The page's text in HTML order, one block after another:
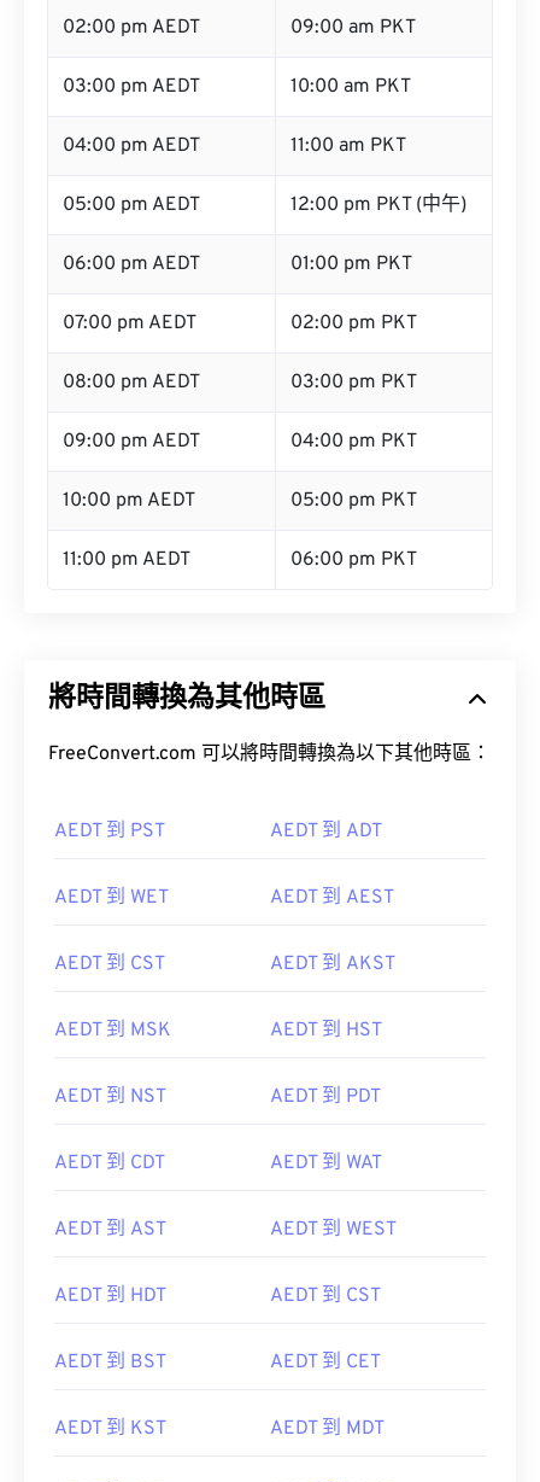
02:00 pm AEDT 09:00 am PKT
03:00 pm AEDT 10:00 am PKT
04:00 pm AEDT 11:00 am PKT
05:00 pm AEDT 12:00 pm PKT (中午)
06:00 pm AEDT 01:00 pm PKT
07:00 pm AEDT 02:00 pm PKT
08:00 pm AEDT 03:00 pm PKT
09:00 pm AEDT 04:00 pm PKT
10:00 pm AEDT 05:00 pm PKT
11:00 pm AEDT 06:00 pm PKT
將時間轉換為其他時區
FreeConvert.com 可以將時間轉換為以下其他時區：
AEDT 到 PST AEDT 到 ADT
AEDT 到 WET AEDT 到 AEST
AEDT 到 CST AEDT 到 AKST
AEDT 到 MSK AEDT 到 HST
AEDT 到 NST AEDT 到 PDT
AEDT 到 CDT AEDT 到 WAT
AEDT 到 AST AEDT 到 WEST
AEDT 到 HDT AEDT 到 CST
AEDT 到 BST AEDT 到 CET
AEDT 到 KST AEDT 到 MDT